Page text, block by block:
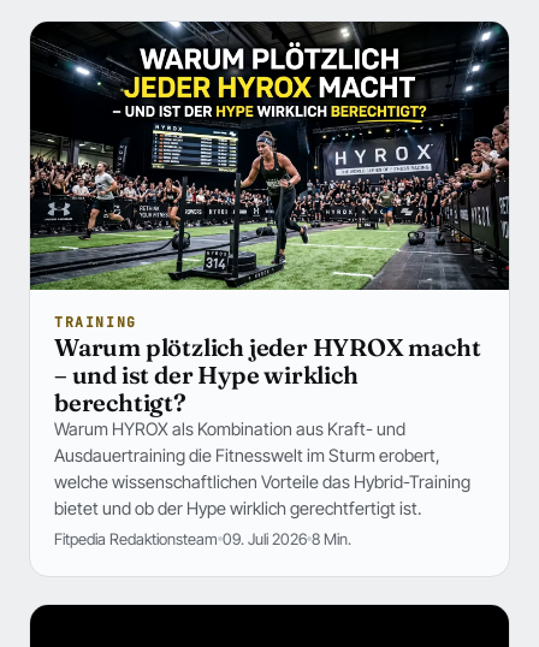
TRAINING
Warum plötzlich jeder HYROX macht
– und ist der Hype wirklich
berechtigt?
Warum HYROX als Kombination aus Kraft- und
Ausdauertraining die Fitnesswelt im Sturm erobert,
welche wissenschaftlichen Vorteile das Hybrid-Training
bietet und ob der Hype wirklich gerechtfertigt ist.
Fitpedia Redaktionsteam 09. Juli 2026 8 Min.